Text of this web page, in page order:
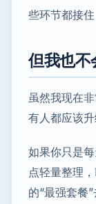
些环节都接
但我也不
虽然我现在
有人都应该升
如果你只是
点轻量整理
的“最强套餐